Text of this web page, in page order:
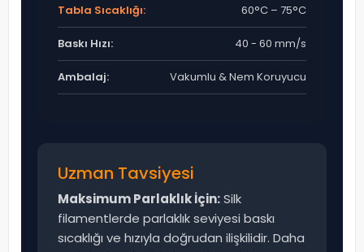
Tabla Sıcaklığı: 60°C – 75°C
Baskı Hızı: 40 - 60 mm/s
Ambalaj: Vakumlu & Nem Koruyucu
Uzman Tavsiyesi
Maksimum Parlaklık İçin:Silk
filamentlerde parlaklık seviyesi baskı
sıcaklığı ve hızıyla doğrudan ilişkilidir. Daha